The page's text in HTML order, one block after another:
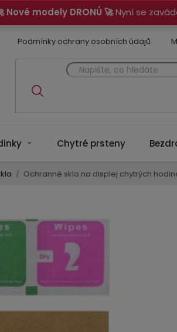
Nové modely DRONŮ 🚀Nyní se
Podmínky ochrany osobních údajů
Chytré prsteny
/ Ochranné sklo na displej chytrých